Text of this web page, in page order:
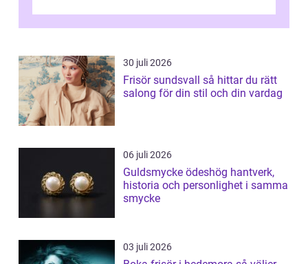
30 juli 2026
Frisör sundsvall så hittar du rätt
salong för din stil och din vardag
06 juli 2026
Guldsmycke ödeshög hantverk,
historia och personlighet i samma
smycke
03 juli 2026